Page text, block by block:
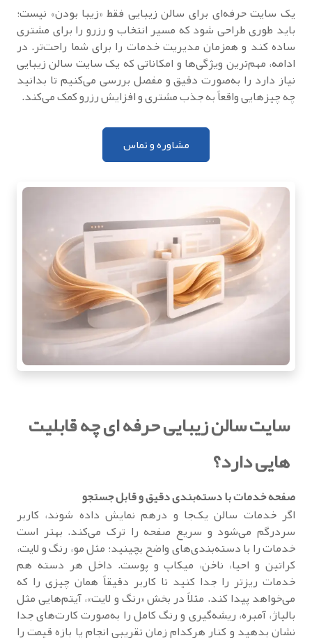
یک سایت حرفه‌ای برای سالن زیبایی فقط «زیبا بودن» نیست؛
باید طوری طراحی شود که مسیر انتخاب و رزرو را برای مشتری
ساده کند و همزمان مدیریت خدمات را برای شما راحت‌تر. در
ادامه، مهم‌ترین ویژگی‌ها و امکاناتی که یک سایت سالن زیبایی
نیاز دارد را به‌صورت دقیق و مفصل بررسی می‌کنیم تا بدانید
چه چیزهایی واقعاً به جذب مشتری و افزایش رزرو کمک می‌کند.
مشاوره و تماس
سایت سالن زیبایی حرفه ای چه قابلیت
هایی دارد؟
صفحه خدمات با دسته‌بندی دقیق و قابل جستجو
اگر خدمات سالن یک‌جا و درهم نمایش داده شوند، کاربر
سردرگم می‌شود و سریع صفحه را ترک می‌کند. بهتر است
خدمات را با دسته‌بندی‌های واضح بچینید؛ مثل مو، رنگ و لایت،
کراتین و احیا، ناخن، میکاپ و پوست. داخل هر دسته هم
خدمات ریزتر را جدا کنید تا کاربر دقیقاً همان چیزی را که
می‌خواهد پیدا کند. مثلاً در بخش «رنگ و لایت»، آیتم‌هایی مثل
بالیاژ، آمبره، ریشه‌گیری و رنگ کامل را به‌صورت کارت‌های جدا
نشان بدهید و کنار هرکدام زمان تقریبی انجام یا بازه قیمت را